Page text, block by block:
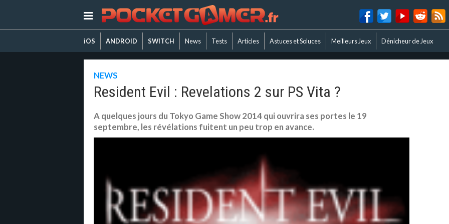
iOS ANDROID SWITCH News Tests Articles Astuces et Soluces Meilleurs Jeux Dénicheur de Jeux
NEWS
Resident Evil : Revelations 2 sur PS Vita ?
A quelques jours du Tokyo Game Show 2014 qui ouvrira ses portes le 19
septembre, les révélations fuitent un peu trop en avance.